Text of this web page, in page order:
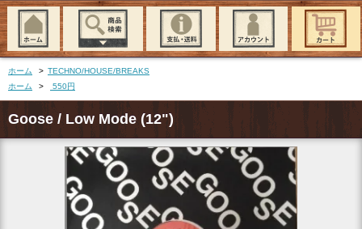
ホーム > TECHNO/HOUSE/BREAKS
ホーム
> 550円
Goose / Low Mode (12")